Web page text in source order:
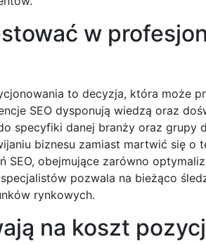
w
to decyzja, która może
SEO dysponują wiedzą oraz
specyfiki danej branży oraz grupy
biznesu zamiast martwić się o
SEO, obejmujące zarówno
pozwala na bieżąco
rynkowych.
na koszt